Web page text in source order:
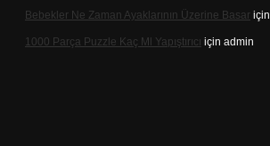
Bebekler Ne Zaman Ayaklarının Üzerine Basar için
1000 Parça Puzzle Kaç Ml Yapıştırıcı için admin